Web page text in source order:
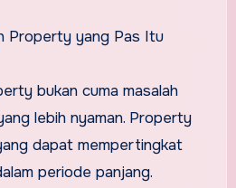
Property yang Pas Itu
bukan cuma masalah
lebih nyaman. Property
dapat mempertingkat
periode panjang.